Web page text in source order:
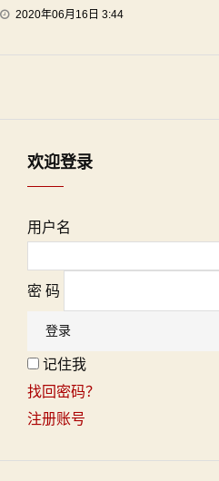
2020年06月16日 3:44
欢迎登录
用户名
密 码
记住我
找回密码？
注册账号